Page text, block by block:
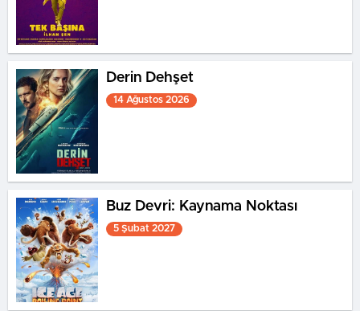
Derin Dehşet
14 Ağustos 2026
Buz Devri: Kaynama Noktası
5 Şubat 2027